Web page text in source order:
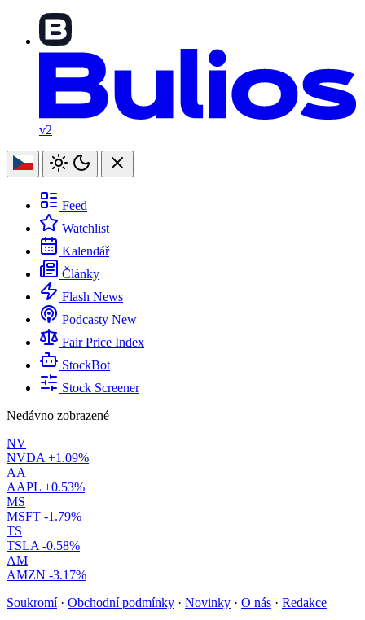
v2
Feed
Watchlist
Kalendář
Články
Flash News
Podcasty New
Fair Price Index
StockBot
Stock Screener
Nedávno zobrazené
NV
NVDA +1.09%
AA
AAPL +0.53%
MS
MSFT -1.79%
TS
TSLA -0.58%
AM
AMZN -3.17%
Soukromí · Obchodní podmínky · Novinky · O nás · Redakce